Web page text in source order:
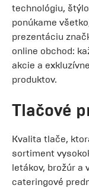
technológiu,
ponúkame
prezentáciu
online obchod:
akcie a
produktov.
Tlačové
Kvalita tlače,
sortiment
letákov, brožúr a
cateringové